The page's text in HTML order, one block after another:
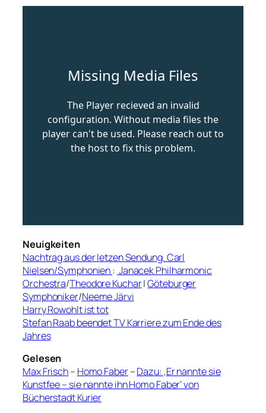
Neuigkeiten
Nachtrag aus der letzen Sendung. Carl
Nielsen/Symphonien: Janacek Philharmonic
Orchestra/Theodore Kuchar|Göteburger
Symphoniker/Neeme Järvi
Harry Rowohlt ist tot
Stefan Raab beendet TV Karriere zum Ende des
Jahres
Gelesen
Max Frisch– Homo Faber–Dazu: ‚Er nannte sie
Kunstfee – sie nannte ihn Homo Faber‘ von
Bücherstadt Kurier